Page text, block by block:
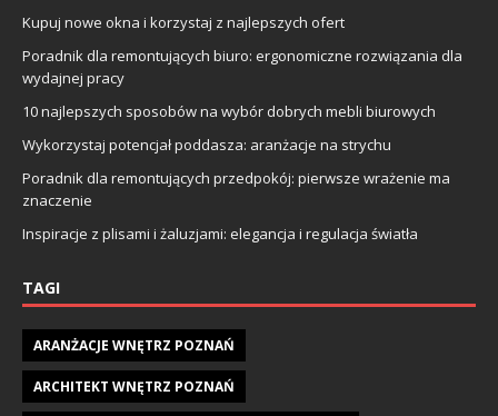
Kupuj nowe okna i korzystaj z najlepszych ofert
Poradnik dla remontujących biuro: ergonomiczne rozwiązania dla
wydajnej pracy
10 najlepszych sposobów na wybór dobrych mebli biurowych
Wykorzystaj potencjał poddasza: aranżacje na strychu
Poradnik dla remontujących przedpokój: pierwsze wrażenie ma
znaczenie
Inspiracje z plisami i żaluzjami: elegancja i regulacja światła
TAGI
ARANŻACJE WNĘTRZ POZNAŃ
ARCHITEKT WNĘTRZ POZNAŃ